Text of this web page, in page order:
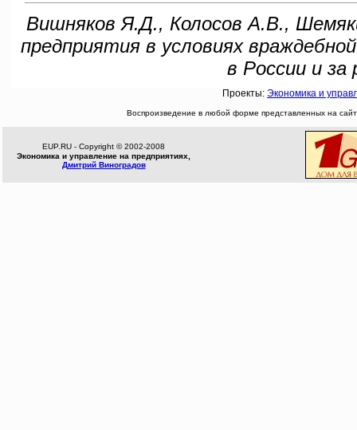
Вишняков Я.Д., Колосов А.В.,
предприятия в условиях
в России и
Проекты: Экономика и
Воспроизведение в любой форме представленных на
EUP.RU - Copyright © 2002-2008
Экономика и управление на предприятиях,
Дмитрий Виноградов